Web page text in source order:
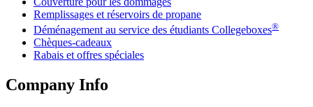
Remplissages et réservoirs de propane
Déménagement au service des étudiants Collegeboxes®
Chèques-cadeaux
Rabais et offres spéciales
Company Info